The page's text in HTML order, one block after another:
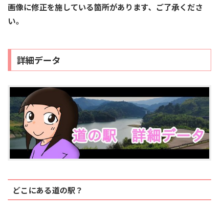
画像に修正を施している箇所があります、ご了承くださ
い。
詳細データ
どこにある道の駅？